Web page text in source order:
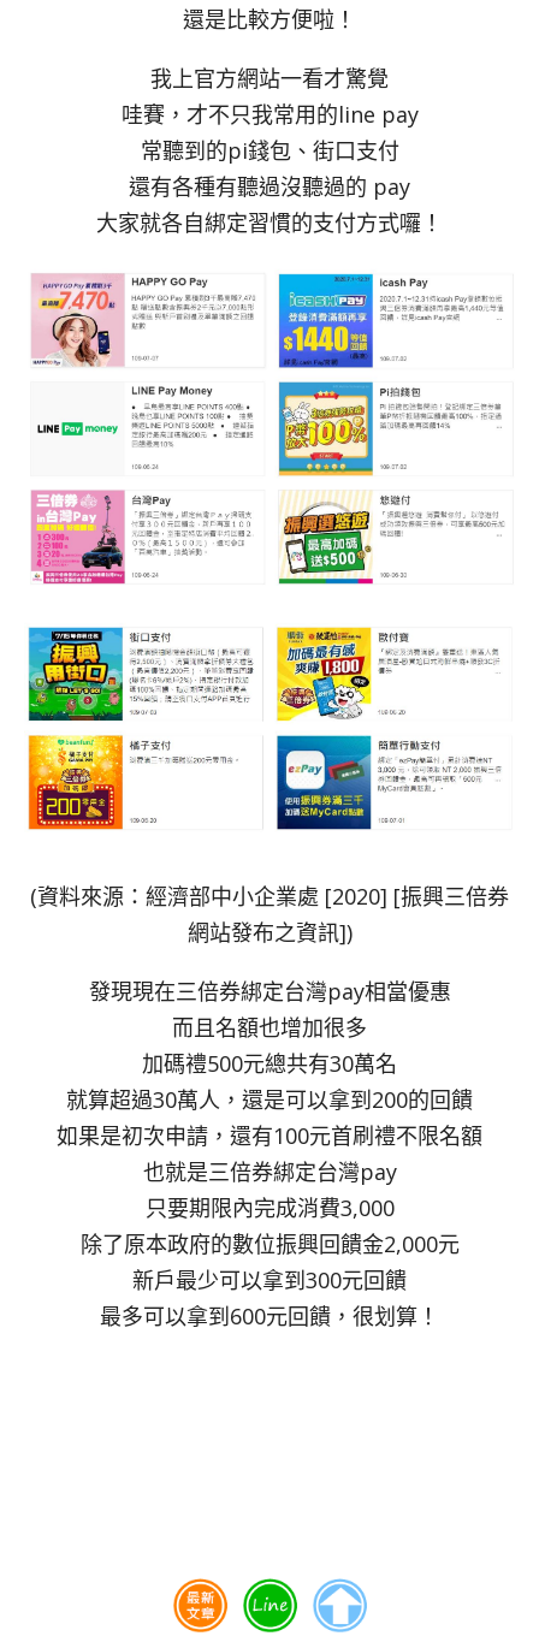
還是比較方便啦！
我上官方網站一看才驚覺
哇賽，才不只我常用的line pay
常聽到的pi錢包、街口支付
還有各種有聽過沒聽過的 pay
大家就各自綁定習慣的支付方式囉！
(資料來源：經濟部中小企業處 [2020] [振興三倍券
網站發布之資訊])
發現現在三倍券綁定台灣pay相當優惠
而且名額也增加很多
加碼禮500元總共有30萬名
就算超過30萬人，還是可以拿到200的回饋
如果是初次申請，還有100元首刷禮不限名額
也就是三倍券綁定台灣pay
只要期限內完成消費3,000
除了原本政府的數位振興回饋金2,000元
新戶最少可以拿到300元回饋
最多可以拿到600元回饋，很划算！